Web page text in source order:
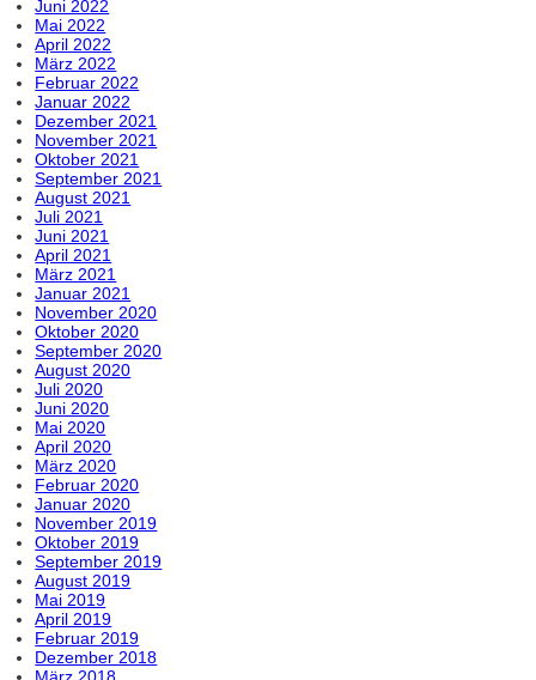
Juni 2022
Mai 2022
April 2022
März 2022
Februar 2022
Januar 2022
Dezember 2021
November 2021
Oktober 2021
September 2021
August 2021
Juli 2021
Juni 2021
April 2021
März 2021
Januar 2021
November 2020
Oktober 2020
September 2020
August 2020
Juli 2020
Juni 2020
Mai 2020
April 2020
März 2020
Februar 2020
Januar 2020
November 2019
Oktober 2019
September 2019
August 2019
Mai 2019
April 2019
Februar 2019
Dezember 2018